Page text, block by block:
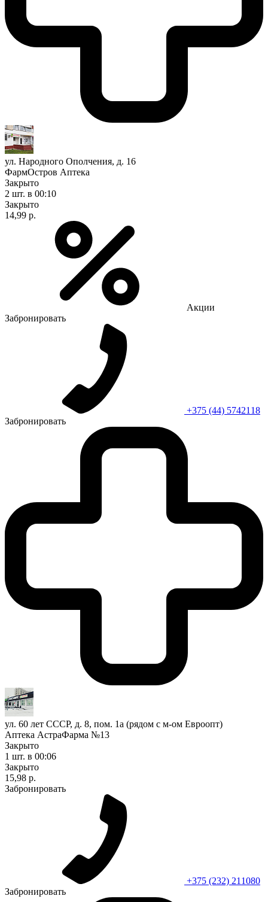
ул. Народного Ополчения, д. 16
ФармОстров Аптека
Закрыто
2 шт. в 00:10
Закрыто
14,99 р.
Акции
Забронировать
+375 (44) 5742118
Забронировать
ул. 60 лет СССР, д. 8, пом. 1а (рядом с м-ом Евроопт)
Аптека АстраФарма №13
Закрыто
1 шт. в 00:06
Закрыто
15,98 р.
Забронировать
+375 (232) 211080
Забронировать